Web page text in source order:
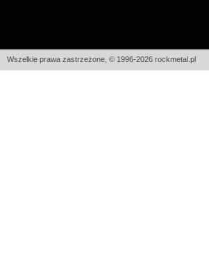
Wszelkie prawa zastrzeżone, © 1996-2026 rockmetal.pl